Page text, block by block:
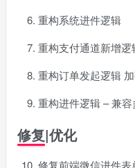
重构系统进件逻辑
重构支付通道新增逻
重构订单发起逻辑
重构进件逻辑 – 兼
修复|优化
修复前端微信进件